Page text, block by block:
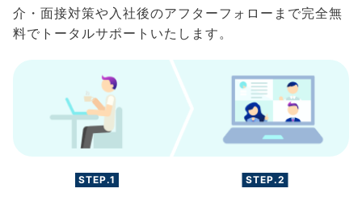
介・面接対策や入社後のアフターフォローまで完全無
料でトータルサポートいたします。
STEP.1 STEP.2